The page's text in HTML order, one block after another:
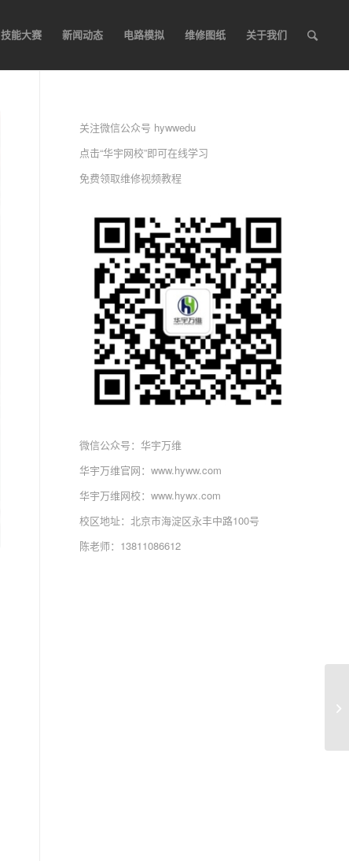
技能大赛 新闻动态 电路模拟 维修图纸 关于我们
关注微信公众号 hywwedu
点击“华宇网校”即可在线学习
免费领取维修视频教程
微信公众号：华宇万维
华宇万维官网：www.hyww.com
华宇万维网校：www.hywx.com
校区地址：北京市海淀区永丰中路100号
陈老师：13811086612